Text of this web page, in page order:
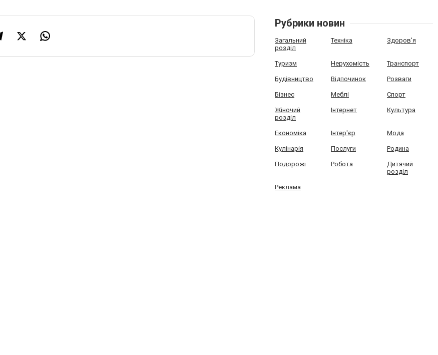
Рубрики новин
Загальний
розділ
Техніка Здоров'я
Туризм Нерухомість Транспорт
Будівництво Відпочинок Розваги
Бізнес Меблі Спорт
Жіночий
розділ
Інтернет Культура
Економіка Інтер'єр Мода
Кулінарія Послуги Родина
Подорожі Робота
Дитячий
розділ
Реклама